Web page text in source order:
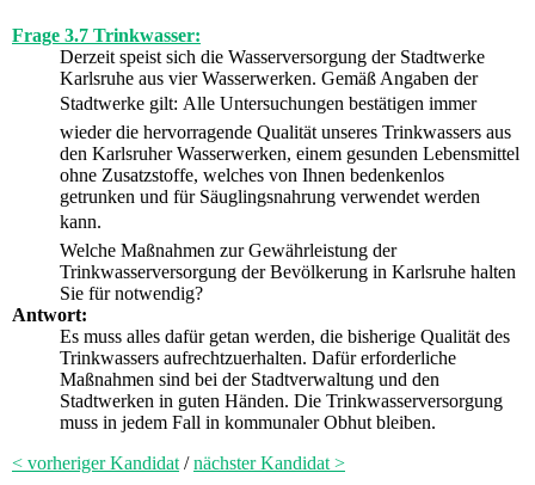
Frage 3.7 Trinkwasser:
Derzeit speist sich die Wasserversorgung der Stadtwerke
Karlsruhe aus vier Wasserwerken. Gemäß Angaben der
Stadtwerke gilt: Alle Untersuchungen bestätigen immer
wieder die hervorragende Qualität unseres Trinkwassers aus
den Karlsruher Wasserwerken, einem gesunden Lebensmittel
ohne Zusatzstoffe, welches von Ihnen bedenkenlos
getrunken und für Säuglingsnahrung verwendet werden
kann.
Welche Maßnahmen zur Gewährleistung der
Trinkwasserversorgung der Bevölkerung in Karlsruhe halten
Sie für notwendig?
Antwort:
Es muss alles dafür getan werden, die bisherige Qualität des
Trinkwassers aufrechtzuerhalten. Dafür erforderliche
Maßnahmen sind bei der Stadtverwaltung und den
Stadtwerken in guten Händen. Die Trinkwasserversorgung
muss in jedem Fall in kommunaler Obhut bleiben.
< vorheriger Kandidat /nächster Kandidat >